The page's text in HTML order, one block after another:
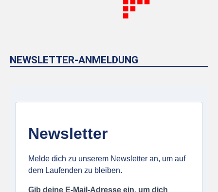
NEWSLETTER-ANMELDUNG
Newsletter
Melde dich zu unserem Newsletter an, um auf
dem Laufenden zu bleiben.
Gib deine E-Mail-Adresse ein, um dich